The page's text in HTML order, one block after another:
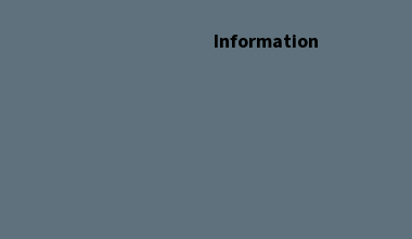
Information